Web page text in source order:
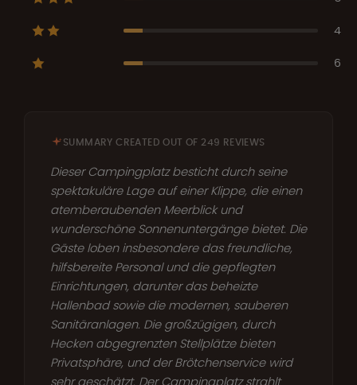
4
6
SUMMARY CREATED OUT OF 249 REVIEWS
Dieser Campingplatz besticht durch seine
spektakuläre Lage auf einer Klippe, die einen
atemberaubenden Meerblick und
wunderschöne Sonnenuntergänge bietet. Die
Gäste loben insbesondere das freundliche,
hilfsbereite Personal und die gepflegten
Einrichtungen, darunter das beheizte
Hallenbad sowie die modernen, sauberen
Sanitäranlagen. Die großzügigen, durch
Hecken abgegrenzten Stellplätze bieten
Privatsphäre, und der Brötchenservice wird
sehr geschätzt. Der Campingplatz strahlt